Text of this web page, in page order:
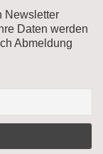
Newsletter
Daten werden
Abmeldung